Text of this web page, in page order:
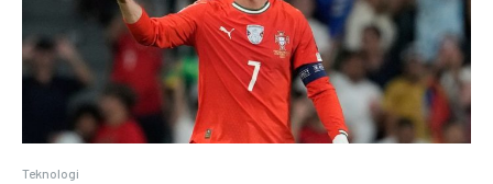
Teknologi